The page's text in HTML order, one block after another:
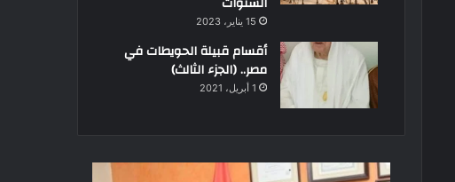
15 يناير، 2023
أقسام قبيلة الحويطات في
مصر.. (الجزء الثالث)
1 أبريل، 2021